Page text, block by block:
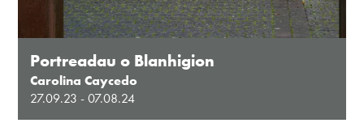
Portreadau o Blanhigion
Carolina Caycedo
27.09.23 - 07.08.24